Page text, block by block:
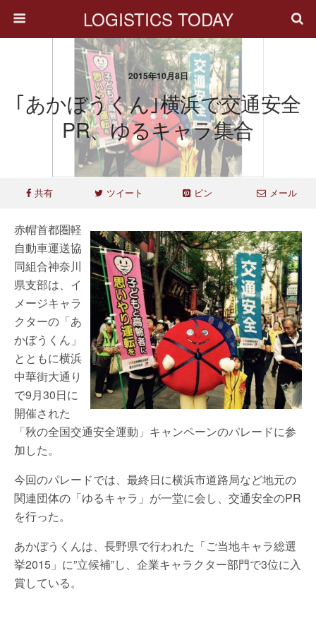
LOGISTICS TODAY
2015年10月8日
｢あかぼうくん｣横浜で交通安全
PR、ゆるキャラ集合
共有 ツイート ピン メール
赤帽首都圏軽
自動車運送協
同組合神奈川
県支部は、イ
メージキャラ
クターの「あ
かぼうくん」
とともに横浜
中華街大通り
で9月30日に
開催された
「秋の全国交通安全運動」キャンペーンのパレードに参
加した。
今回のパレードでは、最終日に横浜市道路局など地元の
関連団体の「ゆるキャラ」が一堂に会し、交通安全のPR
を行った。
あかぼうくんは、長野県で行われた「ご当地キャラ総選
挙2015」に”立候補”し、企業キャラクター部門で3位に入
賞している。